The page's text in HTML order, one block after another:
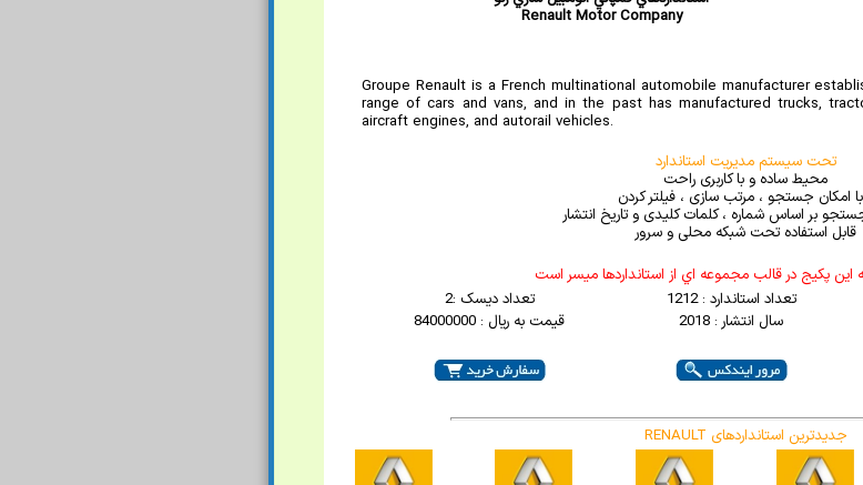
Renault Motor Company
Groupe Renault is a French multinational automobile manufacturer
range of cars and vans, and in the past has manufactured trucks,
aircraft engines, and autorail vehicles.
تحت سیستم مدیریت استاندارد
محیط ساده و با کاربری راحت
امکان جستجو ، مرتب سازی ، فیلتر کردن
بر اساس شماره ، کلمات کلیدی و تاریخ انتشار
قابل استفاده تحت شبکه محلی و سرور
پکيج در قالب مجموعه اي از استانداردها ميسر است
تعداد دیسک :2
تعداد استاندارد : 1212
قیمت به ریال : 84000000
سال انتشار : 2018
RENAULT جدیدترین استانداردهای